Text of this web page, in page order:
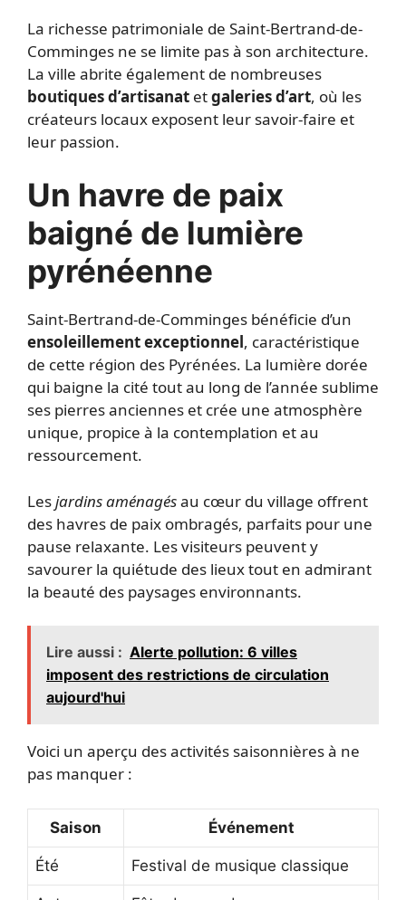
La richesse patrimoniale de Saint-Bertrand-de-
Comminges ne se limite pas à son architecture.
La ville abrite également de nombreuses
boutiques d’artisanat etgaleries d’art, où les
créateurs locaux exposent leur savoir-faire et
leur passion.
Un havre de paix
baigné de lumière
pyrénéenne
Saint-Bertrand-de-Comminges bénéficie d’un
ensoleillement exceptionnel, caractéristique
de cette région des Pyrénées. La lumière dorée
qui baigne la cité tout au long de l’année sublime
ses pierres anciennes et crée une atmosphère
unique, propice à la contemplation et au
ressourcement.
Lesjardins aménagésau cœur du village offrent
des havres de paix ombragés, parfaits pour une
pause relaxante. Les visiteurs peuvent y
savourer la quiétude des lieux tout en admirant
la beauté des paysages environnants.
Lire aussi : Alerte pollution: 6 villes
imposent des restrictions de circulation
aujourd'hui
Voici un aperçu des activités saisonnières à ne
pas manquer :
Saison Événement
Été Festival de musique classique